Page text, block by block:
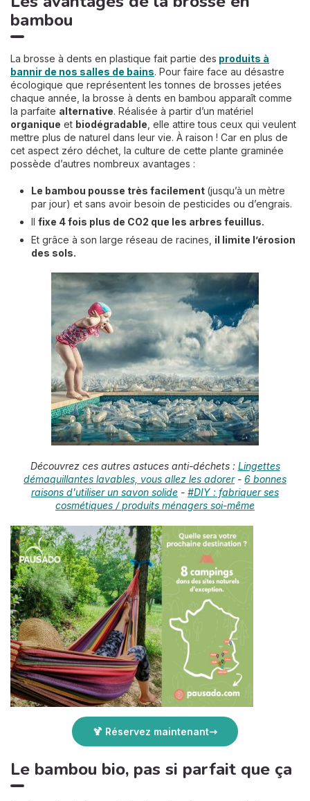
bambou
La brosse à dents en plastique fait partie des produits à
bannir de nos salles de bains. Pour faire face au désastre
écologique que représentent les tonnes de brosses jetées
chaque année, la brosse à dents en bambou apparaît comme
la parfaite alternative. Réalisée à partir d’un matériel
organique et biodégradable , elle attire tous ceux qui veulent
mettre plus de naturel dans leur vie. À raison ! Car en plus de
cet aspect zéro déchet, la culture de cette plante graminée
possède d’autres nombreux avantages :
Le bambou pousse très facilement (jusqu’à un mètre
par jour) et sans avoir besoin de pesticides ou d’engrais.
Il fixe 4 fois plus de CO2 que les arbres feuillus.
Et grâce à son large réseau de racines, il limite l’érosion
des sols.
Découvrez ces autres astuces anti-déchets : Lingettes
démaquillantes lavables, vous allez les adorer- 6 bonnes
raisons d'utiliser un savon solide - #DIY : fabriquer ses
cosmétiques / produits ménagers soi-même
🍹 Réservez maintenant
Le bambou bio, pas si parfait que ça